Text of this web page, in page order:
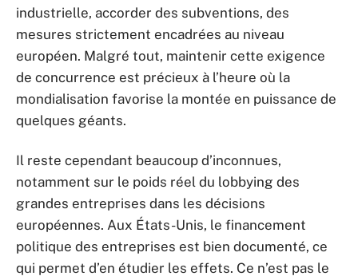
industrielle, accorder des subventions, des
mesures strictement encadrées au niveau
européen. Malgré tout, maintenir cette exigence
de concurrence est précieux à l’heure où la
mondialisation favorise la montée en puissance de
quelques géants.
Il reste cependant beaucoup d’inconnues,
notamment sur le poids réel du lobbying des
grandes entreprises dans les décisions
européennes. Aux États-Unis, le financement
politique des entreprises est bien documenté, ce
qui permet d’en étudier les effets. Ce n’est pas le